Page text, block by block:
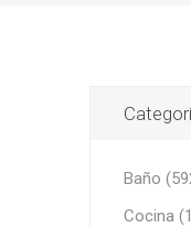
Baño
Cocina